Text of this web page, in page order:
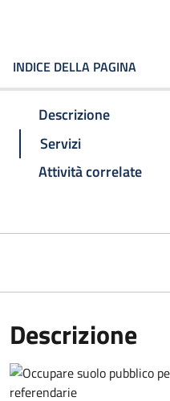
INDICE DELLA PAGINA
Descrizione
Servizi
Attività correlate
Descrizione